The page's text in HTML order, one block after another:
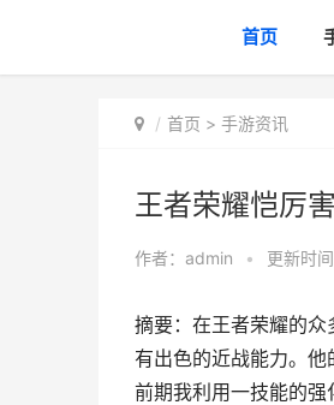
首页
首页 > 手游资讯
王者荣耀恺厉
作者： admin • 更新时
摘要：在王者荣耀的
有出色的近战能力。他
前期我利用一技能的